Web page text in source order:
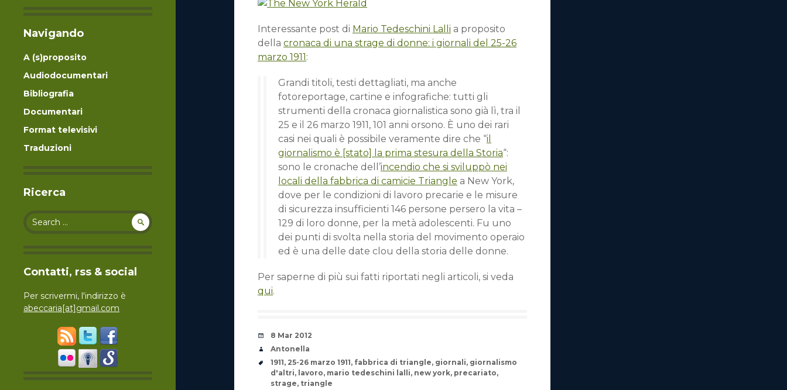
Navigando
A (s)proposito
Audiodocumentari
Bibliografia
Documentari
Format televisivi
Traduzioni
Ricerca
Search for:
Contatti, rss & social
Per scrivermi, l'indirizzo è
abeccaria[at]gmail.com
Interessante post di Mario Tedeschini Lalli a proposito
della cronaca di una strage di donne: i giornali del 25-26
marzo 1911:
Grandi titoli, testi dettagliati, ma anche
fotoreportage, cartine e infografiche: tutti gli
strumenti della cronaca giornalistica sono già lì, tra il
25 e il 26 marzo 1911, 101 anni orsono. È uno dei rari
casi nei quali è possibile veramente dire che “il
giornalismo è [stato] la prima stesura della Storia“:
sono le cronache dell’incendio che si sviluppò nei
locali della fabbrica di camicie Triangle a New York,
dove per le condizioni di lavoro precarie e le misure
di sicurezza insufficienti 146 persone persero la vita –
129 di loro donne, per la metà adolescenti. Fu uno
dei punti di svolta nella storia del movimento operaio
ed è una delle date clou della storia delle donne.
Per saperne di più sui fatti riportati negli articoli, si veda
qui.
Date
8 Mar 2012
Author
Antonella
Tags
1911, 25-26 marzo 1911, fabbrica di triangle, giornali, giornalismo
d'altri, lavoro, mario tedeschini lalli, new york, precariato,
strage, triangle